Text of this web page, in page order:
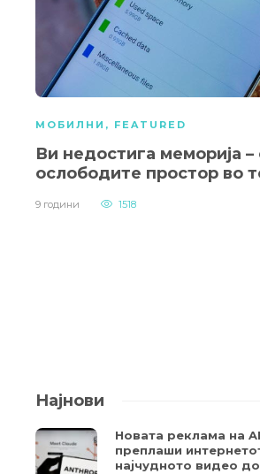
МОБИЛНИ , FEATURED
Ви недостига меморија –
ослободите простор во
9 години 1518
Најнови
Новата реклама на
преплаши
најчудното видео